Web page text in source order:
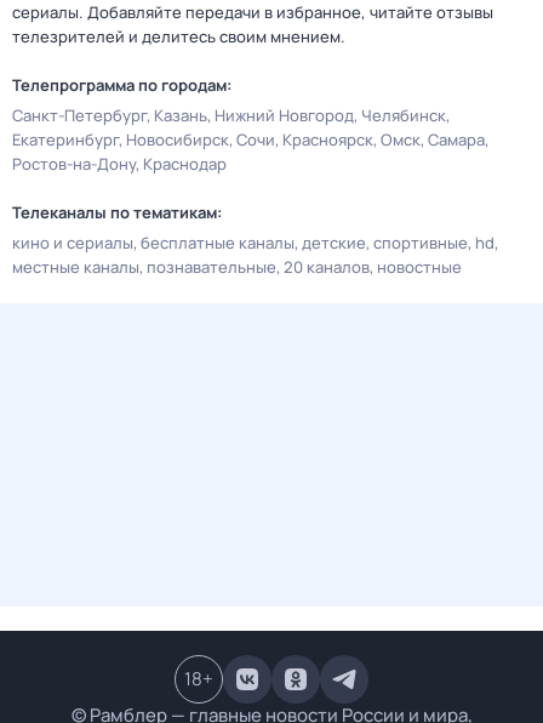
сериалы. Добавляйте передачи в избранное, читайте отзывы
телезрителей и делитесь своим мнением.
Телепрограмма по городам:
Санкт-Петербург Казань Нижний Новгород Челябинск
Екатеринбург Новосибирск Сочи Красноярск Омск Самара
Ростов-на-Дону Краснодар
Телеканалы по тематикам:
кино и сериалы бесплатные каналы детские спортивные hd
местные каналы познавательные 20 каналов новостные
© Рамблер — главные новости России и мира,
18+